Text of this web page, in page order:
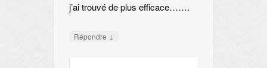
j’ai trouvé de plus efficace…….
Répondre ↓